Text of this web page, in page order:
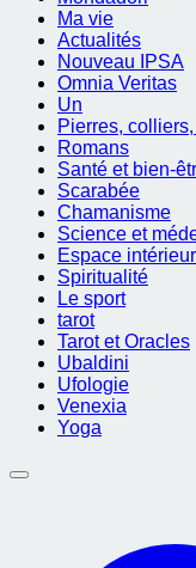
Ma vie
Actualités
Nouveau IPSA
Omnia Veritas
Un
Pierres,
Romans
Santé et bien-
Scarabée
Chamanisme
Science et
Espace intérieur
Spiritualité
Le sport
tarot
Tarot et Oracles
Ubaldini
Ufologie
Venexia
Yoga